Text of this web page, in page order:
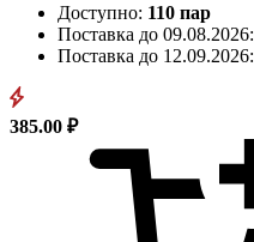
Доступно: 110 пар
Поставка до 09.08.2026:
Поставка до 12.09.2026:
385.00 ₽